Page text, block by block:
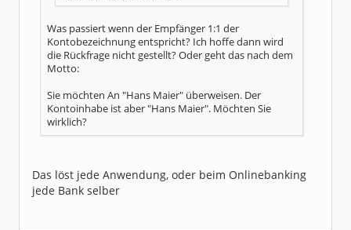
Was passiert wenn der Empfänger 1:1 der
Kontobezeichnung entspricht? Ich hoffe dann wird
die Rückfrage nicht gestellt? Oder geht das nach dem
Motto:
Sie möchten An "Hans Maier" überweisen. Der
Kontoinhabe ist aber "Hans Maier". Möchten Sie
wirklich?
Das löst jede Anwendung, oder beim Onlinebanking
jede Bank selber